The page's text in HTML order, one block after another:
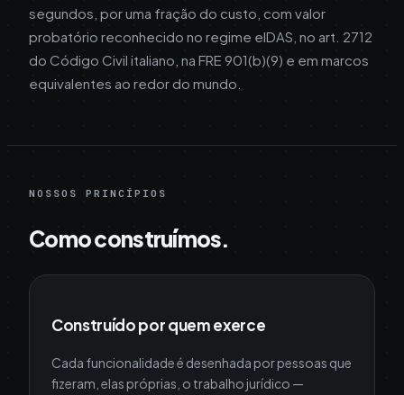
segundos, por uma fração do custo, com valor
probatório reconhecido no regime eIDAS, no art. 2712
do Código Civil italiano, na FRE 901(b)(9) e em marcos
equivalentes ao redor do mundo.
NOSSOS PRINCÍPIOS
Como construímos.
Construído por quem exerce
Cada funcionalidade é desenhada por pessoas que
fizeram, elas próprias, o trabalho jurídico —